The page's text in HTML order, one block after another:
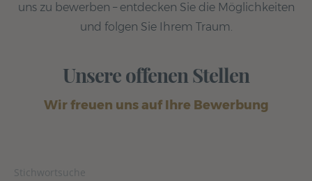
uns zu bewerben – entdecken Sie die Möglichkeiten
und folgen Sie Ihrem Traum.
Unsere offenen Stellen
Wir freuen uns auf Ihre Bewerbung